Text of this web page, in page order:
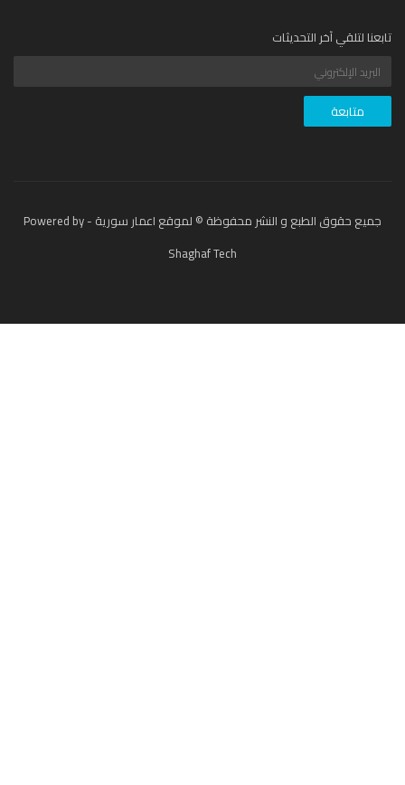
لتلقي آخر التحديثات
جميع حقوق الطبع و النشر محفوظة © لموقع اعمار سورية - Powered by
Shaghaf Tech